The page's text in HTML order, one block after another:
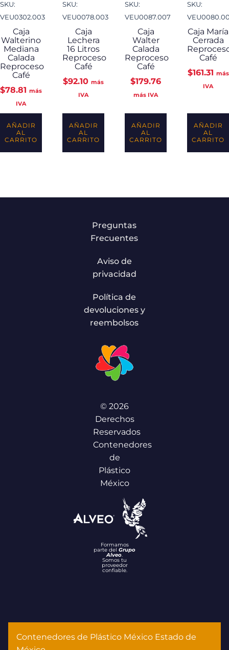
SKU:
VEU0302.003
Caja
Walterino
Mediana
Calada
Reproceso
Café
$78.81 más
IVA
AÑADIR
AL
CARRITO
SKU:
VEU0078.003
Caja
Lechera
16 Litros
Reproceso
Café
$92.10 más
IVA
AÑADIR
AL
CARRITO
SKU:
VEU0087.007
Caja
Walter
Calada
Reproceso
Café
$179.76
más IVA
AÑADIR
AL
CARRITO
SKU:
Caja María
Cerrada
Café
$161.31 más
IVA
AÑADIR
AL
CARRITO
Preguntas
Frecuentes
Aviso de
privacidad
Política de
devoluciones y
reembolsos
© 2026
Derechos
Reservados
Contenedores
de
Plástico
México
Formamos
parte del Grupo
Alveo.
Somos tu
proveedor
confiable.
Contenedores de Plástico México Estado de